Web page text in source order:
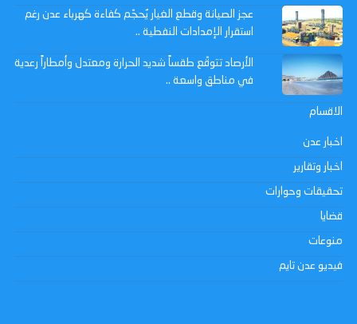
عجز الصيانة وقطع الغيار يُحجّم كفاءة كهرباء عدن رغم
استقرار الإمدادات النفطية ..
الأرصاد تتوقّع طقساً شديد الحرارة ومعتدل وأمطاراً رعدية
في مناطق واسعة ..
الاقسام
اخبار عدن
اخبار وتقارير
تحقيقات وحوارات
قضايا
منوعات
فيديو عدن تايم